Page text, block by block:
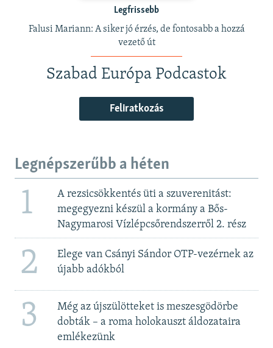
Legfrissebb
Falusi Mariann: A siker jó érzés, de fontosabb a hozzá
vezető út
Szabad Európa Podcastok
Feliratkozás
Legnépszerűbb a héten
1
A rezsicsökkentés üti a szuverenitást:
megegyezni készül a kormány a Bős-
Nagymarosi Vízlépcsőrendszerről 2. rész
2
Elege van Csányi Sándor OTP-vezérnek az
újabb adókból
3
Még az újszülötteket is meszesgödörbe
dobták – a roma holokauszt áldozataira
emlékezünk